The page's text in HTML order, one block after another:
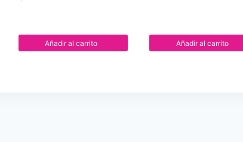
Añadir al carrito Añadir al carrito